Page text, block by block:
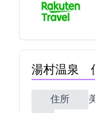
湯村温泉
住所